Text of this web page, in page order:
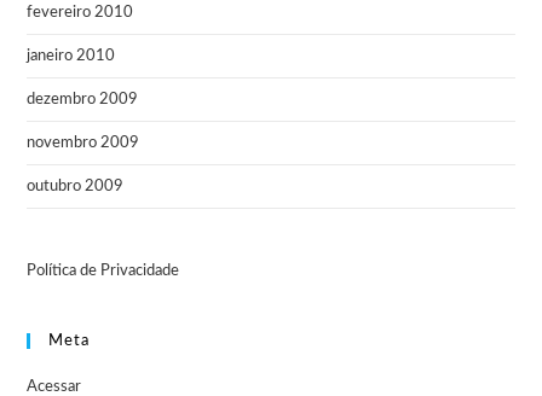
fevereiro 2010
janeiro 2010
dezembro 2009
novembro 2009
outubro 2009
Política de Privacidade
Meta
Acessar